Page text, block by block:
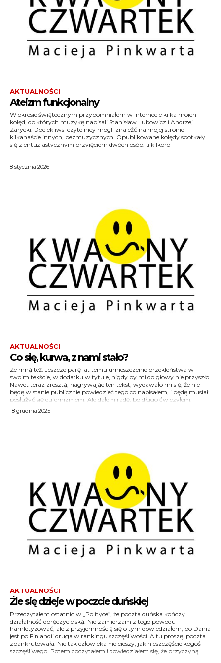
AKTUALNOŚCI
Ateizm funkcjonalny
W okresie świątecznym przypomniałem w Internecie kilka moich
kolęd, do których muzykę napisali Stanisław Lubowicz i Andrzej
Zarycki. Dociekliwsi czytelnicy mogli znaleźć na mojej stronie
kilkanaście innych, bezmuzycznych. Opublikowane kolędy spotkały
się z entuzjastycznym przyjęciem dwóch osób, a kilkoro
czytelników/słuchaczy wyraziło zdziwienie, że ja, osoba uznawana za
8 stycznia 2026
AKTUALNOŚCI
Co się, kurwa, z nami stało?
Ze mną też. Jeszcze parę lat temu umieszczenie przekleństwa w
swoim tekście, w dodatku w tytule, nigdy by mi do głowy nie przyszło.
Nawet teraz zresztą, nagrywając ten tekst, wydawało mi się, że nie
będę w stanie publicznie powiedzieć tego co napisałem, i będę musiał
posłużyć się eufemizmem. Ale dałem radę, bo długo ćwiczyłem.
18 grudnia 2025
AKTUALNOŚCI
Źle się dzieje w poczcie duńskiej
Przeczytałem ostatnio w „Polityce”, że poczta duńska kończy
działalność doręczycielską. Nie zamierzam z tego powodu
hamletyzować, ale z przyjemnością się o tym dowiedziałem, bo Dania
jest po Finlandii druga w rankingu szczęśliwości. A tu proszę, poczta
zbankrutowała. Nic tak człowieka nie cieszy, jak nieszczęście kogoś
szczęśliwego. Potem doczytałem i dowiedziałem się, że przyczyną
upadku doręczycielstwa w kraju moich przyjaciół, Hamleta, André i
policjanta Muldgaarda, o niewiadomym imieniu i stopniu służbowym,
nie jest degeneracja poczty, tylko degeneracja społeczeństwa, które
znudzone wieczną (choć drugorzędną) szczęśliwością przestało
wysyłać do siebie cokolwiek, poza ustnymi i internetowymi
życzeniami szczęścia, bo resztę już mają pierwszorzędne: zdrowie,